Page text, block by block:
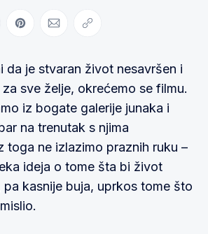
on LinkedIn
Share on Pinterest
Share via Email
Copy link
da je stvaran život nesavršen i
sve želje, okrećemo se filmu.
iz bogate galerije junaka i
na trenutak s njima
toga ne izlazimo praznih ruku –
ideja o tome šta bi život
kasnije buja, uprkos tome što